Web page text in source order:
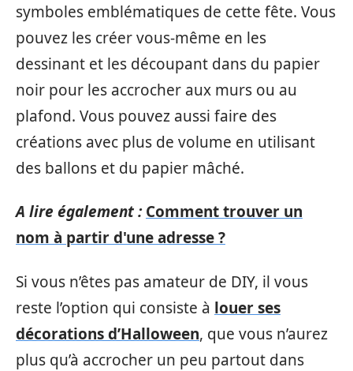
symboles emblématiques de cette fête. Vous
pouvez les créer vous-même en les
dessinant et les découpant dans du papier
noir pour les accrocher aux murs ou au
plafond. Vous pouvez aussi faire des
créations avec plus de volume en utilisant
des ballons et du papier mâché.
A lire également : Comment trouver un
nom à partir d'une adresse ?
Si vous n’êtes pas amateur de DIY, il vous
reste l’option qui consiste à louer ses
décorations d’Halloween, que vous n’aurez
plus qu’à accrocher un peu partout dans